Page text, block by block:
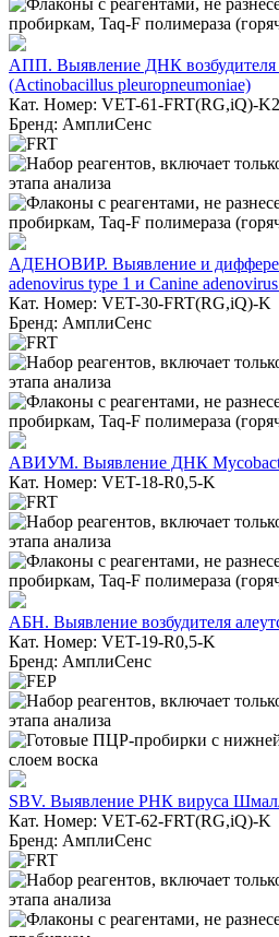
АПП. Выявление ДНК возбудителя
(Actinobacillus pleuropneumoniae)
Кат. Номер: VET-61-FRT(RG,iQ)-K2
Бренд: АмплиСенс
АДЕНОВИР. Выявление и
adenovirus type 1 и Canine
Кат. Номер: VET-30-FRT(RG,iQ)-K
Бренд: АмплиСенс
АВИУМ. Выявление ДНК
Кат. Номер: VET-18-R0,5-K
АБН. Выявление возбудителя
Кат. Номер: VET-19-R0,5-K
Бренд: АмплиСенс
SBV. Выявление РНК вируса
Кат. Номер: VET-62-FRT(RG,iQ)-K
Бренд: АмплиСенс